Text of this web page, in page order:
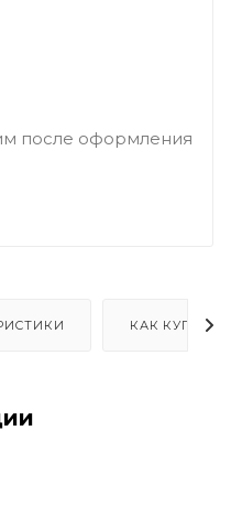
после оформления
КАК КУПИТЬ